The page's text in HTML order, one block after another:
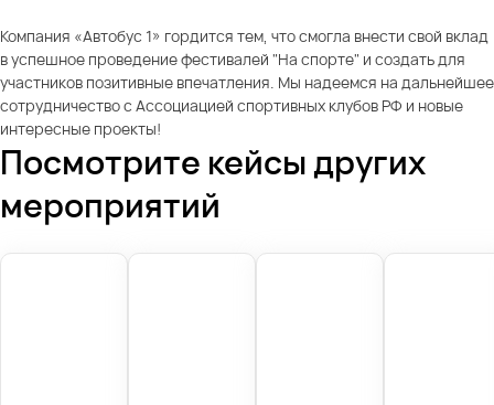
Компания «Автобус 1» гордится тем, что смогла внести свой вклад
в успешное проведение фестивалей "На спорте" и создать для
участников позитивные впечатления. Мы надеемся на дальнейшее
сотрудничество с Ассоциацией спортивных клубов РФ и новые
интересные проекты!
Посмотрите кейсы других
мероприятий